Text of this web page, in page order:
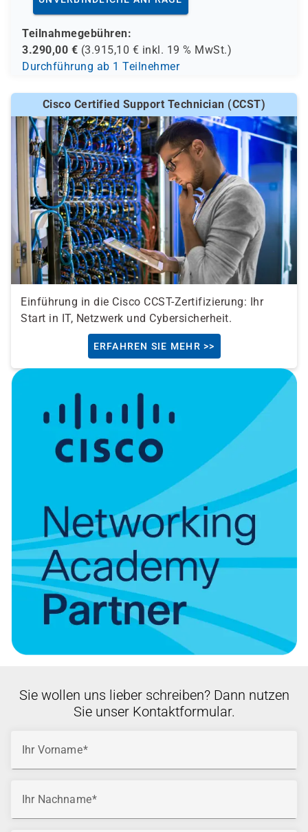
Teilnahmegebühren:
3.290,00 € (3.915,10 € inkl. 19 % MwSt.)
Durchführung ab 1 Teilnehmer
Cisco Certified Support Technician (CCST)
Einführung in die Cisco CCST-Zertifizierung: Ihr
Start in IT, Netzwerk und Cybersicherheit.
ERFAHREN SIE MEHR >>
Sie wollen uns lieber schreiben? Dann nutzen
Sie unser Kontaktformular.
Ihr Vorname
Ihr Nachname